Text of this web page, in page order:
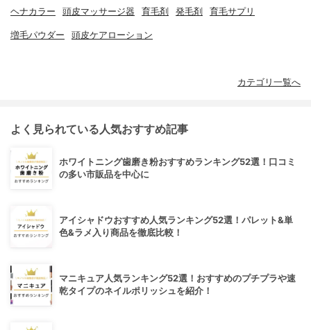
ヘナカラー 頭皮マッサージ器 育毛剤 発毛剤 育毛サプリ
増毛パウダー 頭皮ケアローション
カテゴリ一覧へ
よく見られている人気おすすめ記事
ホワイトニング歯磨き粉おすすめランキング52選！口コミ
の多い市販品を中心に
アイシャドウおすすめ人気ランキング52選！パレット&単
色&ラメ入り商品を徹底比較！
マニキュア人気ランキング52選！おすすめのプチプラや速
乾タイプのネイルポリッシュを紹介！